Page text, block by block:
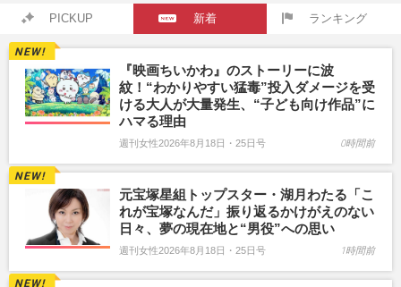
PICKUP 新着 ランキング
『映画ちいかわ』のストーリーに波
紋！“わかりやすい猛毒”投入ダメージを受
ける大人が大量発生、“子ども向け作品”に
ハマる理由
週刊女性2026年8月18日・25日号 0時間前
元宝塚星組トップスター・湖月わたる「こ
れが宝塚なんだ」振り返るかけがえのない
日々、夢の現在地と“男役”への思い
週刊女性2026年8月18日・25日号 1時間前